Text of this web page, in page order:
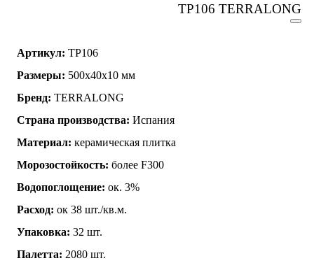
TP106 TERRALONG
Артикул: TP106
Размеры: 500х40х10 мм
Бренд: TERRALONG
Страна производства: Испания
Материал: керамическая плитка
Морозостойкость: более F300
Водопоглощение: ок. 3%
Расход: ок 38 шт./кв.м.
Упаковка: 32 шт.
Палетта: 2080 шт.